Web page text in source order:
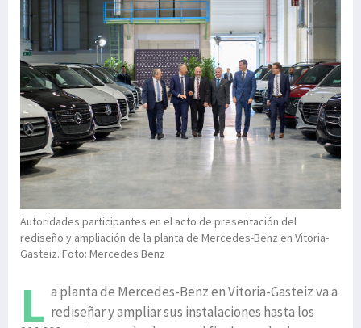
Autoridades participantes en el acto de presentación del
rediseño y ampliación de la planta de Mercedes-Benz en Vitoria-
Gasteiz. Foto: Mercedes Benz
L a planta de Mercedes-Benz en Vitoria-Gasteiz va a
rediseñar y ampliar sus instalaciones hasta los